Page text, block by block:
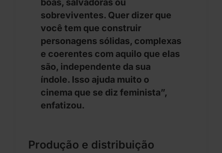
sobreviventes. Quer dizer que
você tem que construir
personagens sólidas, complexas
e coerentes com aquilo que elas
são, independente da sua
índole. Isso ajuda muito o
cinema que se diz feminista”,
enfatizou.
Produção e distribuição